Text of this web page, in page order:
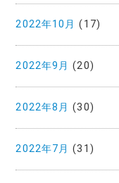
2022年10月 (17)
2022年9月 (20)
2022年8月 (30)
2022年7月 (31)